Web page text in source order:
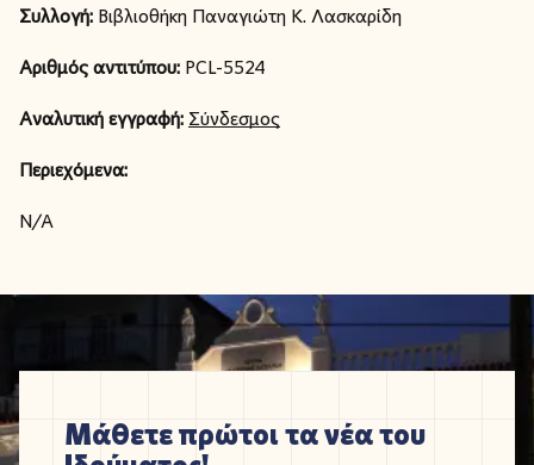
Συλλογή: Βιβλιοθήκη Παναγιώτη Κ. Λασκαρίδη
Αριθμός αντιτύπου: PCL-5524
Αναλυτική εγγραφή: Σύνδεσμος
Περιεχόμενα:
N/A
Μάθετε πρώτοι τα νέα του